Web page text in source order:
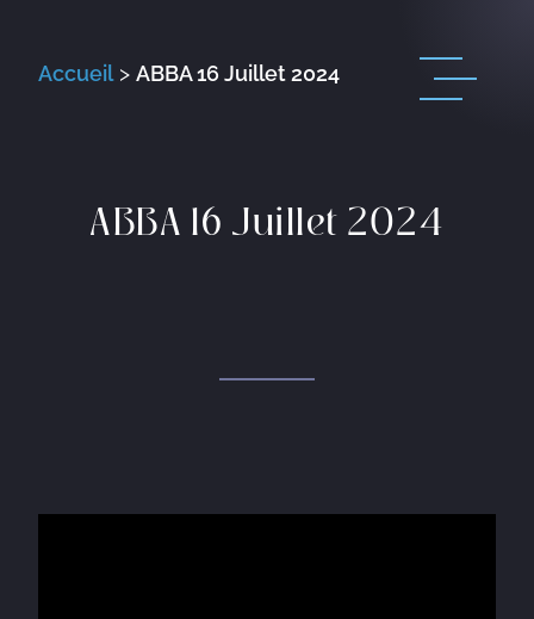
Accueil> ABBA 16 Juillet 2024
ABBA 16 Juillet 2024